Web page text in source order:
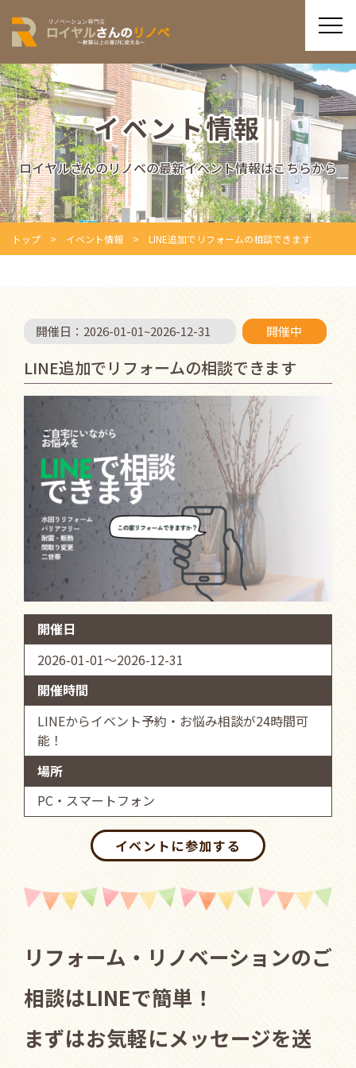
イベント情報
ロイヤルさんのリノベの最新イベント情報はこちらから
トップ イベント情報 LINE追加でリフォームの相談できます
開催日： 2026-01-01~2026-12-31 開催中
LINE追加でリフォームの相談できます
開催日
2026-01-01～2026-12-31
開催時間
LINEからイベント予約・お悩み相談が24時間可
能！
場所
PC・スマートフォン
イベントに参加する
リフォーム・リノベーションのご
相談はLINEで簡単！
まずはお気軽にメッセージを送